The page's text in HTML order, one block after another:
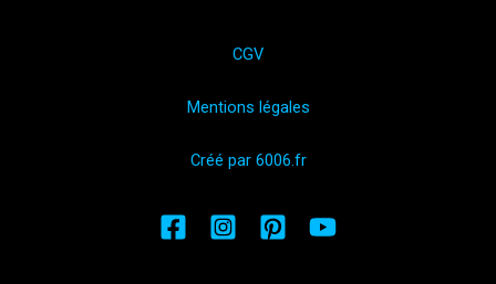
CGV
Mentions légales
Créé par 6006.fr